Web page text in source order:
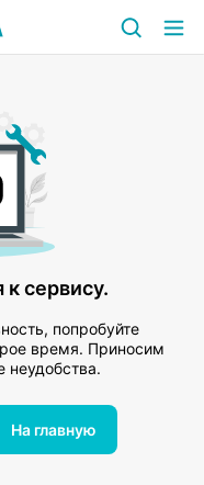
сервису.
попробуйте
время. Приносим
неудобства.
На главную